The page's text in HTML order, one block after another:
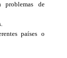
problemas de
países o